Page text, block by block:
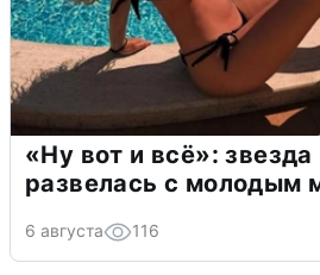
«Ну вот и всё»:
развелась с молодым
6 августа 116